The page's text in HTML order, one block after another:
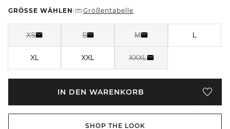
GRÖSSE WÄHLEN Größentabelle
XS S M L
XL XXL XXXL
IN DEN WARENKORB
SHOP THE LOOK